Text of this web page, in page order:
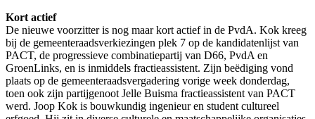
Kort actief
De nieuwe voorzitter is nog maar kort actief in de PvdA. Kok kreeg
bij de gemeenteraadsverkiezingen plek 7 op de kandidatenlijst van
PACT, de progressieve combinatiepartij van D66, PvdA en
GroenLinks, en is inmiddels fractieassistent. Zijn beëdiging vond
plaats op de gemeenteraadsvergadering vorige week donderdag,
toen ook zijn partijgenoot Jelle Buisma fractieassistent van PACT
werd. Joop Kok is bouwkundig ingenieur en student cultureel